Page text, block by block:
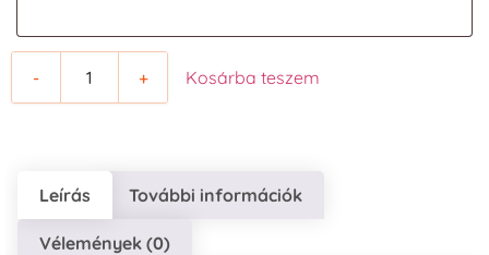
- + Kosárba teszem
Leírás További információk
Vélemények (0)